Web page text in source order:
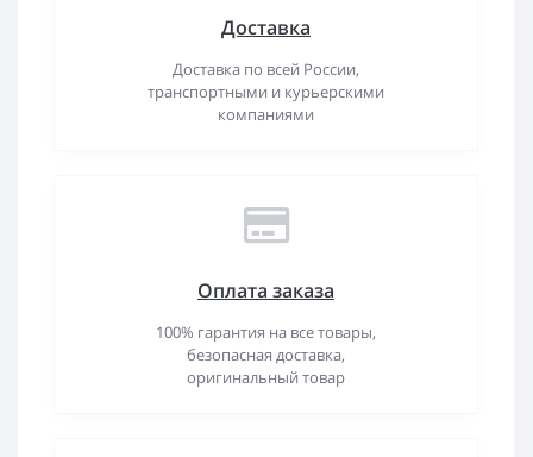
Доставка
Доставка по всей России,
транспортными и курьерскими
компаниями
Оплата заказа
100% гарантия на все товары,
безопасная доставка,
оригинальный товар